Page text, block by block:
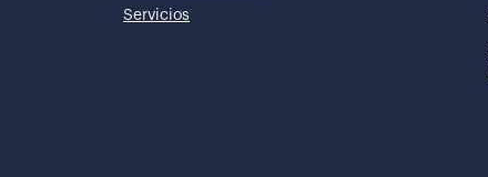
Servicios